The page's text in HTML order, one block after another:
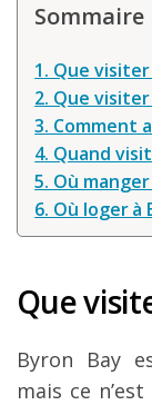
Sommaire
1. Que visiter
2. Que
3. Comment
4. Quand
5. Où
6. Où loger à
Que
Byron Bay
mais ce